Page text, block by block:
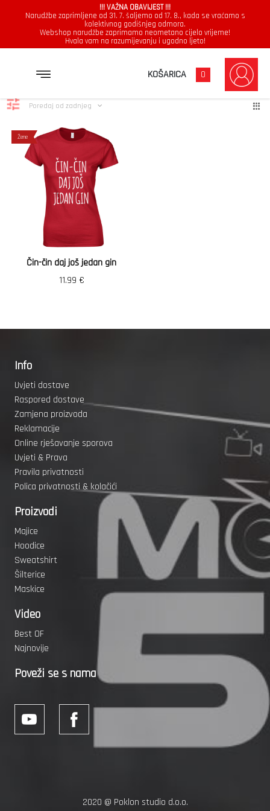
!!! VAŽNA OBAVIJEST !!!
Narudžbe zaprimljene od 31. 7. šaljemo od 17. 8., kada se vraćamo s
kolektivnog godišnjeg odmora.
Webshop narudžbe zaprimamo neometano cijelo vrijeme!
Hvala vam na razumijevanju i ugodno ljeto!
KOŠARICA 0
Prikazuje se jedan rezultat
Poredaj od zadnjeg
Žene
Čin-čin daj još jedan gin
11.99 €
Info
Uvjeti dostave
Raspored dostave
Zamjena proizvoda
Reklamacije
Online rješavanje sporova
Uvjeti & Prava
Pravila privatnosti
Polica privatnosti & kolačići
Proizvodi
Majice
Hoodice
Sweatshirt
Šilterice
Maskice
Video
Best OF
Najnovije
Poveži se s nama
2020 @ Poklon studio d.o.o.